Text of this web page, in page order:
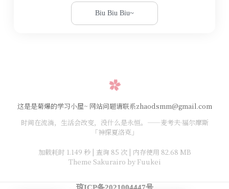
这是是菊爆的学习小屋~ 网站问题请联系zhaodsmm@gmail.com
时间在流淌，生活会改变，没什么是永恒。——麦考夫·福尔摩斯
「神探夏洛克」
加载耗时 1.149 秒 | 查询 85 次 | 内存使用 82.68 MB
Theme Sakurairo by Fuukei
琼ICP备2021004447号